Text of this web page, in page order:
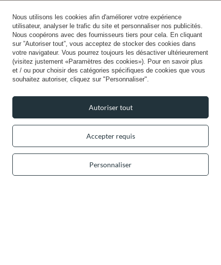
Info
+49 32 2210 915 31 (allemand/anglais)
Vivisence,49 Hevea Road,DE13 0SHBurton-on-Trent
Dans le magasin, nous présentons les prix bruts (TVA comprise).
Nous utilisons les cookies afin d'améliorer votre expérience
utilisateur, analyser le trafic du site et personnaliser nos publicités.
Nous coopérons avec des fournisseurs tiers pour cela. En cliquant
sur ”Autoriser tout”, vous acceptez de stocker des cookies dans
votre navigateur. Vous pourrez toujours les désactiver ultérieurement
(visitez justement «Paramètres des cookies»). Pour en savoir plus
et / ou pour choisir des catégories spécifiques de cookies que vous
souhaitez autoriser, cliquez sur "Personnaliser".
Accepter requis
Personnaliser
Autoriser tout